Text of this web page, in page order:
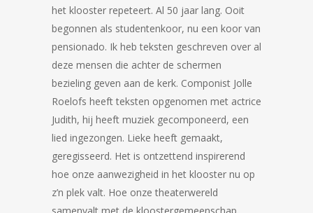
het klooster repeteert. Al 50 jaar lang. Ooit
begonnen als studentenkoor, nu een koor van
pensionado. Ik heb teksten geschreven over al
deze mensen die achter de schermen
bezieling geven aan de kerk. Componist Jolle
Roelofs heeft teksten opgenomen met actrice
Judith, hij heeft muziek gecomponeerd, een
lied ingezongen. Lieke heeft gemaakt,
geregisseerd. Het is ontzettend inspirerend
hoe onze aanwezigheid in het klooster nu op
z’n plek valt. Hoe onze theaterwereld